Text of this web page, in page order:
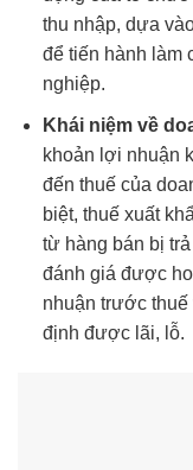
thu nhập, dựa
để tiến hành làm
nghiệp.
Khái niệm về
khoản lợi nhuận
đến thuế của
biệt, thuế xuất
từ hàng bán bị
đánh giá được
nhuận trước thuế
định được lãi, lỗ.